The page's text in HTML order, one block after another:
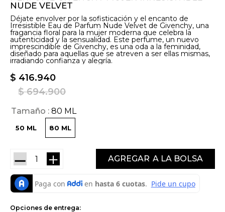
NUDE VELVET
Déjate envolver por la sofisticación y el encanto de
Irresistible Eau de Parfum Nude Velvet de Givenchy, una
fragancia floral para la mujer moderna que celebra la
autenticidad y la sensualidad. Este perfume, un nuevo
imprescindible de Givenchy, es una oda a la feminidad,
diseñado para aquellas que se atreven a ser ellas mismas,
irradiando confianza y alegría.
$ 416.940
$ 694.900
Tamaño 80 ML
50 ML 80 ML
＋
－ AGREGAR
Opciones de entrega: